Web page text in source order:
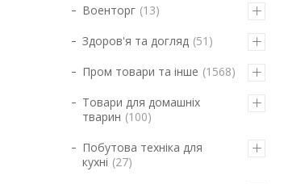
Военторг 13
Здоров'я та догляд 51
Пром товари та інше 1568
Товари для домашніх
тварин 100
Побутова техніка для
кухні 27